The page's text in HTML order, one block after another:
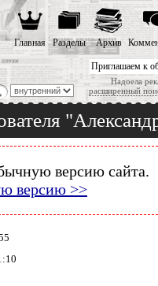
Приглашаем к
Надоела
расширенный
Главная Разделы Архив
версию сайта.
версию >>